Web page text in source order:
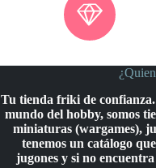
Tu tienda friki de confianza.
mundo del hobby, somos
miniaturas (wargames),
tenemos un catálogo
jugones y si no